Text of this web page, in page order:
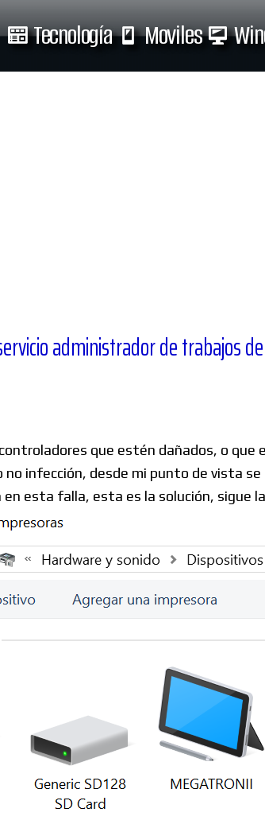
Tecnología Moviles
Linux
Diversos
Soporte
Foros
administrador de trabajos
que estén dañados, o
infección, desde mi punto de vista
esta falla, esta es la solución, sigue